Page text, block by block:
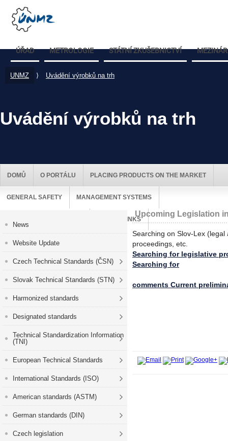
ÚŘAD METROLOGIE STÁTNÍ ZKUŠEBNICTVÍ
UNMZ ⟩ Uvádění výrobků na trh
Uvádění výrobků na trh
DOMŮ O PORTÁLU PLACING PRODUCTS ON THE MARKET
GENERAL SAFETY MANAGEMENT SYSTEMS
USEFUL LINKS
News
Website Update
Czech Technical Standards (ČSN)
Slovak Technical Standards (STN)
Harmonized standards
Designated standards
Technical Standardization Information
(TNI)
European Technical Standards
International Standards (ISO)
American standards (ASTM)
German standards (DIN)
Czech legislation
Upcoming Legislation
Searching on Slov-Lex
proceedings, etc.
Searching for legislative
Searching for
comments Current